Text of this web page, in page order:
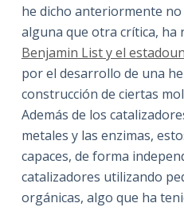
he dicho anteriormente
alguna que otra crítica, ha
Benjamin List y el
por el desarrollo de una
construcción de ciertas
Además de los
metales y las enzimas,
capaces, de forma
catalizadores utilizando
orgánicas, algo que ha